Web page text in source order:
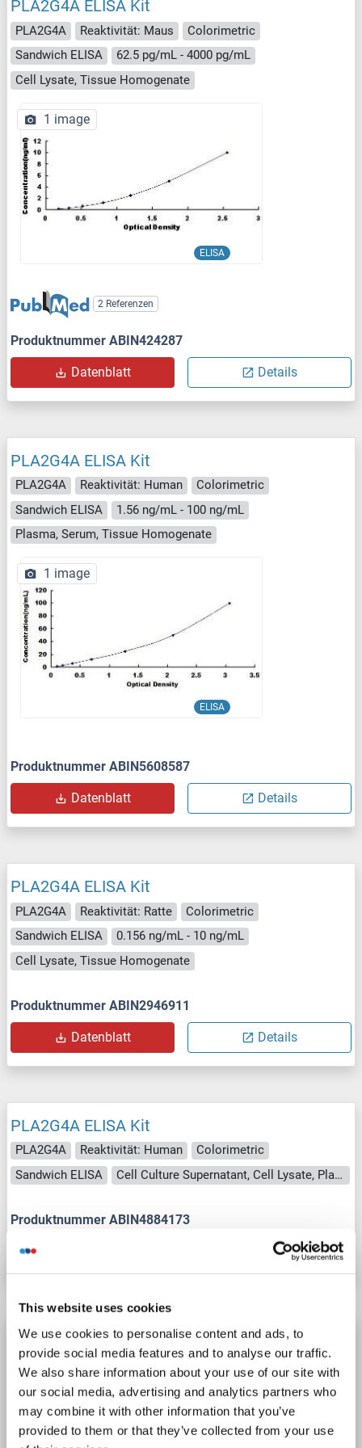
This website uses cookies
We use cookies to personalise content and ads, to
provide social media features and to analyse our traffic.
We also share information about your use of our site with
our social media, advertising and analytics partners who
may combine it with other information that you’ve
provided to them or that they’ve collected from your use
PLA2G4A ELISA Kit
PLA2G4A Reaktivität: Maus
Colorimetric
Sandwich ELISA
62.5 pg/mL - 4000 pg/mL
Cell Lysate, Tissue Homogenate
ELISA
1 image
2 Referenzen
Produktnummer ABIN424287
Datenblatt Details
PLA2G4A ELISA Kit
PLA2G4A Reaktivität: Human
Colorimetric
Sandwich ELISA
1.56 ng/mL - 100 ng/mL
Plasma, Serum, Tissue Homogenate
ELISA
1 image
Produktnummer ABIN5608587
Datenblatt Details
PLA2G4A ELISA Kit
PLA2G4A Reaktivität: Ratte
Colorimetric
Sandwich ELISA
0.156 ng/mL - 10 ng/mL
Cell Lysate, Tissue Homogenate
Produktnummer ABIN2946911
Datenblatt Details
PLA2G4A ELISA Kit
PLA2G4A Reaktivität: Human
Colorimetric
Sandwich ELISA
Cell Culture Supernatant, Cell Lysate, Plasma, Serum, Tissue Lysate
Produktnummer ABIN4884173
Details
PLA2G4A ELISA Kit
QuickTest PLA2G4A Reaktivität: Ratte
Colorimetric
Sandwich ELISA
0.156 ng/mL - 10 ng/mL
Cell Culture Supernatant, Cell Lysate, Plasma, Serum, Tissue Lysate